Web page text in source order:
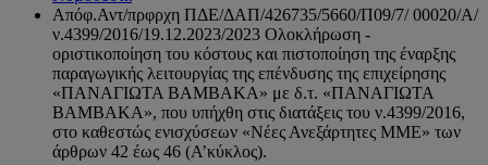
Απόφ.Αντ/πρφρχη ΠΔΕ/ΔΑΠ/426735/5660/Π09/7/ 00020/A/
ν.4399/2016/19.12.2023/2023 Ολοκλήρωση -
οριστικοποίηση του κόστους και πιστοποίηση της έναρξης
παραγωγικής λειτουργίας της επένδυσης της επιχείρησης
«ΠΑΝΑΓΙΩΤΑ ΒΑΜΒΑΚΑ» με δ.τ. «ΠΑΝΑΓΙΩΤΑ
ΒΑΜΒΑΚΑ», που υπήχθη στις διατάξεις του ν.4399/2016,
στο καθεστώς ενισχύσεων «Νέες Ανεξάρτητες ΜΜΕ» των
άρθρων 42 έως 46 (Α’κύκλος).